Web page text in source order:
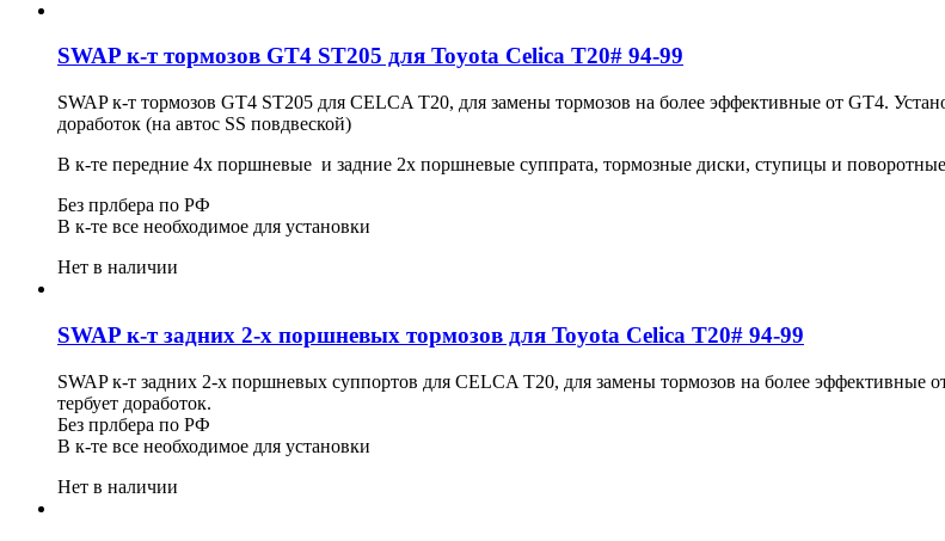
SWAP к-т тормозов GT4 ST205 для Toyota Celica T20# 94-99
SWAP к-т тормозов GT4 ST205 для CELCA T20, для замены тормозов на более эффективные от GT4.
доработок (на автос SS повдвеской)
В к-те передние 4х поршневые и задние 2х поршневые суппрата, тормозные диски, ступицы и
Без прлбера по РФ
В к-те все необходимое для установки
Нет в наличии
SWAP к-т задних 2-х поршневых тормозов для Toyota Celica T20# 94-99
SWAP к-т задних 2-х поршневых суппортов для CELCA T20, для замены тормозов на более эффективные
тербует доработок.
Без прлбера по РФ
В к-те все необходимое для установки
Нет в наличии